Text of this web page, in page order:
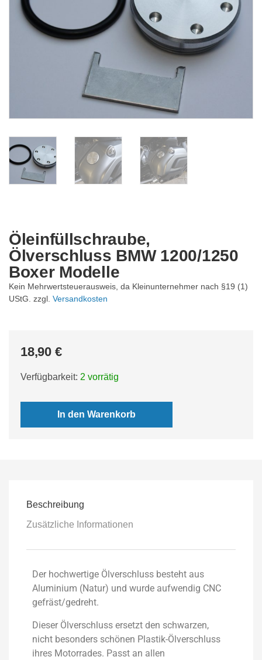
Öleinfüllschraube,
Ölverschluss BMW 1200/1250
Boxer Modelle
Kein Mehrwertsteuerausweis, da Kleinunternehmer nach §19 (1)
UStG. zzgl. Versandkosten
18,90 €
Verfügbarkeit: 2 vorrätig
In den Warenkorb
Beschreibung
Zusätzliche Informationen
Der hochwertige Ölverschluss besteht aus
Aluminium (Natur) und wurde aufwendig CNC
gefräst/gedreht.
Dieser Ölverschluss ersetzt den schwarzen,
nicht besonders schönen Plastik-Ölverschluss
ihres Motorrades. Passt an allen